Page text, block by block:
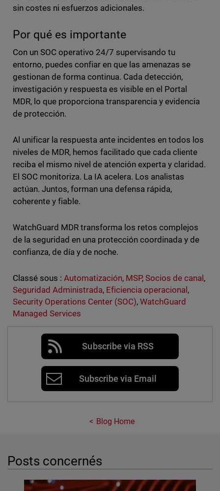
sin costes ni esfuerzos adicionales.
Por qué es importante
Con un SOC operativo 24/7 supervisando tu
entorno, puedes confiar en que las amenazas se
gestionan de forma continua. Cada detección,
investigación y respuesta es visible en el Portal
MDR, lo que proporciona transparencia y evidencia
de protección.
Al unificar la respuesta ante incidentes en todos los
niveles de MDR, hemos facilitado que cada cliente
reciba el mismo nivel de atención experta y claridad.
El SOC monitoriza. La IA acelera. Los analistas
actúan. Juntos, forman una defensa rápida,
coherente y fiable.
WatchGuard MDR transforma los retos complejos
de la seguridad en una protección coordinada y de
confianza, de día y de noche.
Classé sous : Automatización, MSP,Socios de canal ,
Seguridad Administrada, Eficiencia operacional ,
Security Operations Center (SOC),WatchGuard
Managed Services
Subscribe via RSS
Subscribe via Email
Blog Home
Posts concernés